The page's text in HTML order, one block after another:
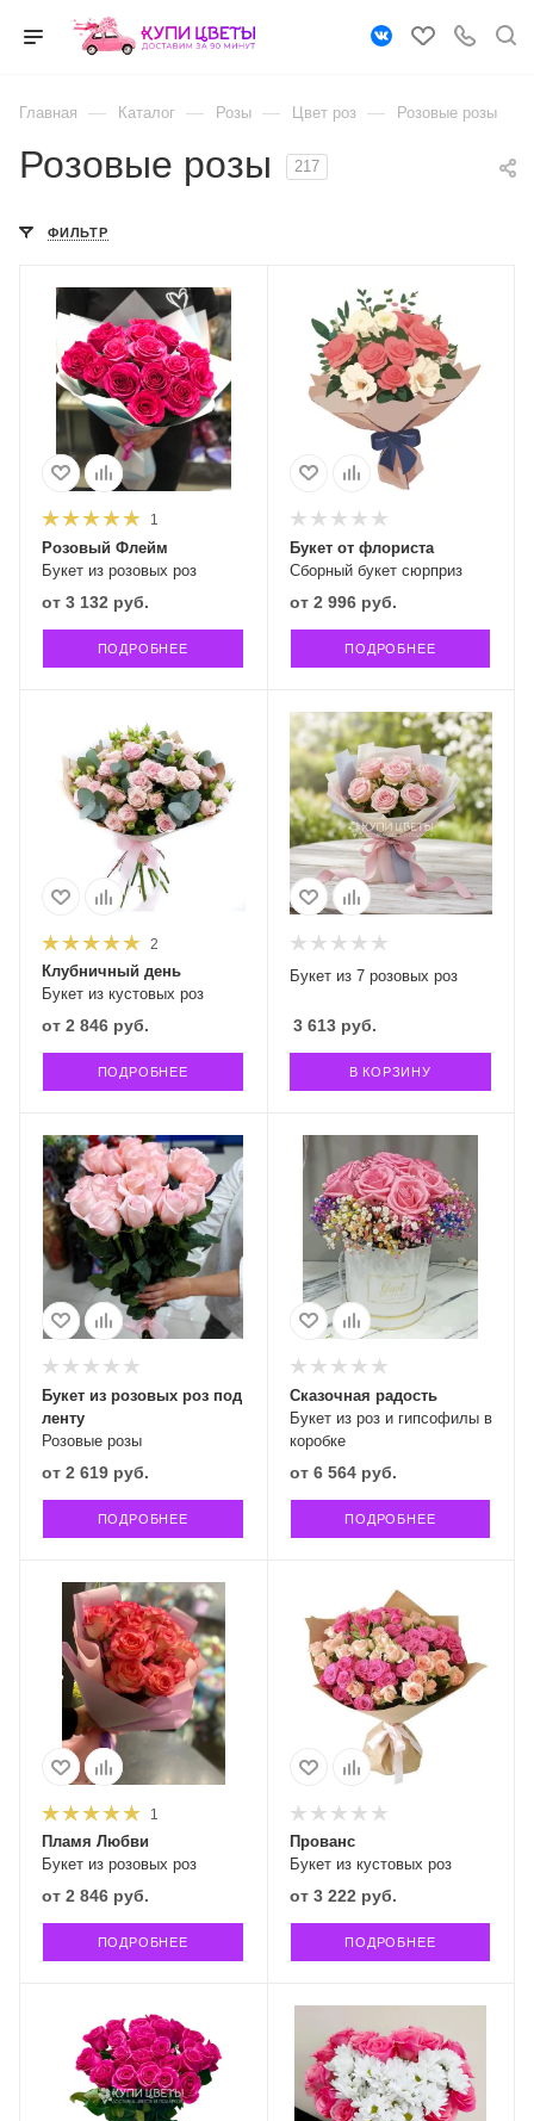
Главная — Каталог — Розы — Цвет роз — Розовые розы
Розовые розы 217
ФИЛЬТР
1
Букет из розовых роз
Розовый Флейм
от 3 132 руб.
ПОДРОБНЕЕ
Сборный букет сюрприз
Букет от флориста
от 2 996 руб.
ПОДРОБНЕЕ
2
Букет из кустовых роз
Клубничный день
от 2 846 руб.
ПОДРОБНЕЕ
Букет из 7 розовых роз
3 613руб.
В КОРЗИНУ
Розовые розы
Букет из розовых роз под
ленту
от 2 619 руб.
ПОДРОБНЕЕ
Букет из роз и гипсофилы в
коробке
Сказочная радость
от 6 564 руб.
ПОДРОБНЕЕ
1
Букет из розовых роз
Пламя Любви
от 2 846 руб.
ПОДРОБНЕЕ
Букет из кустовых роз
Прованс
от 3 222 руб.
ПОДРОБНЕЕ